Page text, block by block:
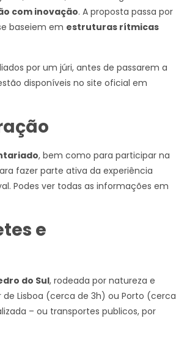
com inovação. A proposta passa por
baseiem em estruturas rítmicas
por um júri, antes de passarem a
disponíveis no site oficial em
, bem como para participar na
fazer parte ativa da experiência
Podes ver todas as informações em
e
do Sul, rodeada por natureza e
de Lisboa (cerca de 3h) ou Porto (cerca
– ou transportes publicos, por